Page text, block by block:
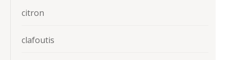
citron
clafoutis